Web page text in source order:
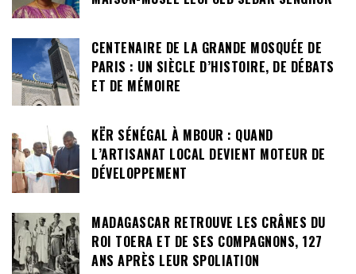
CENTENAIRE DE LA GRANDE MOSQUÉE DE
PARIS : UN SIÈCLE D’HISTOIRE, DE DÉBATS
ET DE MÉMOIRE
KËR SÉNÉGAL À MBOUR : QUAND
L’ARTISANAT LOCAL DEVIENT MOTEUR DE
DÉVELOPPEMENT
MADAGASCAR RETROUVE LES CRÂNES DU
ROI TOERA ET DE SES COMPAGNONS, 127
ANS APRÈS LEUR SPOLIATION